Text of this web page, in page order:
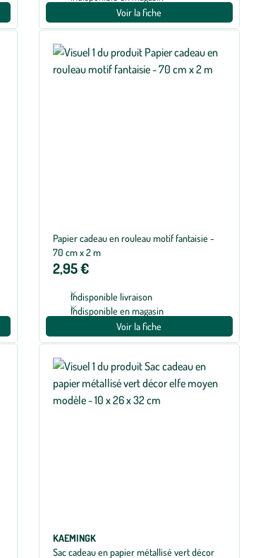
Voir la fiche
Papier cadeau en rouleau motif fantaisie -
70 cm x 2 m
2,95 €
Indisponible livraison
Indisponible en magasin
Voir la fiche
KAEMINGK
Sac cadeau en papier métallisé vert décor